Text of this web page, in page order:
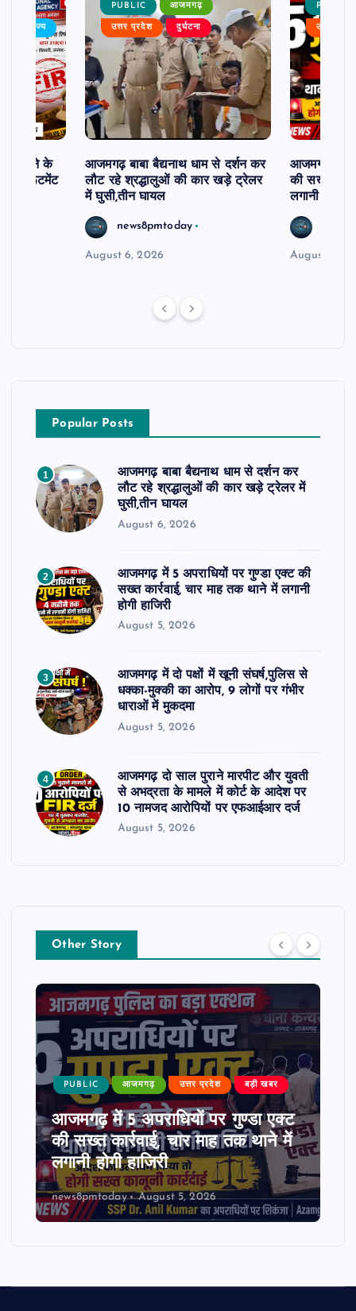
राज्य
दिलाने के
रिक्रूटमेंट
PUBLIC आजमगढ़
उत्तर प्रदेश दुर्घटना
आजमगढ़ बाबा बैद्यनाथ धाम से दर्शन कर
लौट रहे श्रद्धालुओं की कार खड़े ट्रेलर
में घुसी,तीन घायल
news8pmtoday
August 6, 2026
PUBLIC
उत्तर
आजमगढ़ में 5
की सख्त
लगानी होगी
August 5,
Popular Posts
1
आजमगढ़ बाबा बैद्यनाथ धाम से दर्शन कर
लौट रहे श्रद्धालुओं की कार खड़े ट्रेलर में
घुसी,तीन घायल
August 6, 2026
2
आजमगढ़ में 5 अपराधियों पर गुण्डा एक्ट की
सख्त कार्रवाई, चार माह तक थाने में लगानी
होगी हाजिरी
August 5, 2026
3
आजमगढ़ में दो पक्षों में खूनी संघर्ष,पुलिस से
धक्का-मुक्की का आरोप, 9 लोगों पर गंभीर
धाराओं में मुकदमा
August 5, 2026
4
आजमगढ़ दो साल पुराने मारपीट और युवती
से अभद्रता के मामले में कोर्ट के आदेश पर
10 नामजद आरोपियों पर एफआईआर दर्ज
August 5, 2026
Other Story
PUBLIC आजमगढ़ उत्तर प्रदेश बड़ी खबर
आजमगढ़ में 5 अपराधियों पर गुण्डा एक्ट
की सख्त कार्रवाई, चार माह तक थाने में
लगानी होगी हाजिरी
news8pmtoday August 5, 2026